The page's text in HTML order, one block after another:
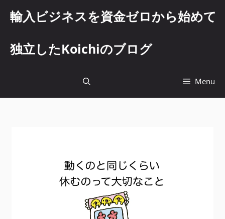
輸入ビジネスを資金ゼロから始めて
独立したKoichiのブログ
Menu